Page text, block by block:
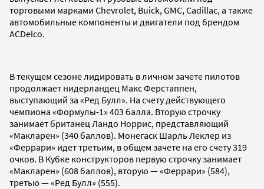
торговыми марками Chevrolet, Buick, GMC, Cadillac, а также
автомобильные компоненты и двигатели под брендом
ACDelco.
В текущем сезоне лидировать в личном зачете пилотов
продолжает нидерландец Макс Ферстаппен,
выступающий за «Ред Булл». На счету действующего
чемпиона «Формулы-1» 403 балла. Вторую строчку
занимает британец Ландо Норрис, представляющий
«Макларен» (340 баллов). Монегаск Шарль Леклер из
«Феррари» идет третьим, в общем зачете на его счету 319
очков. В Кубке конструкторов первую строчку занимает
«Макларен» (608 баллов), вторую — «Феррари» (584),
третью — «Ред Булл» (555).